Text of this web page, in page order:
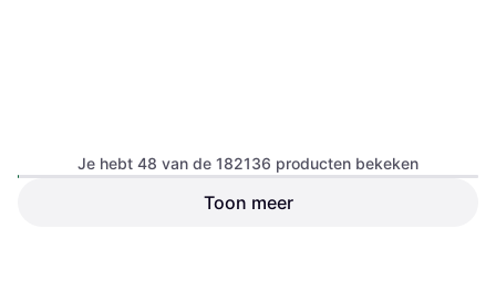
Je hebt 48 van de 182136 producten bekeken
Toon meer